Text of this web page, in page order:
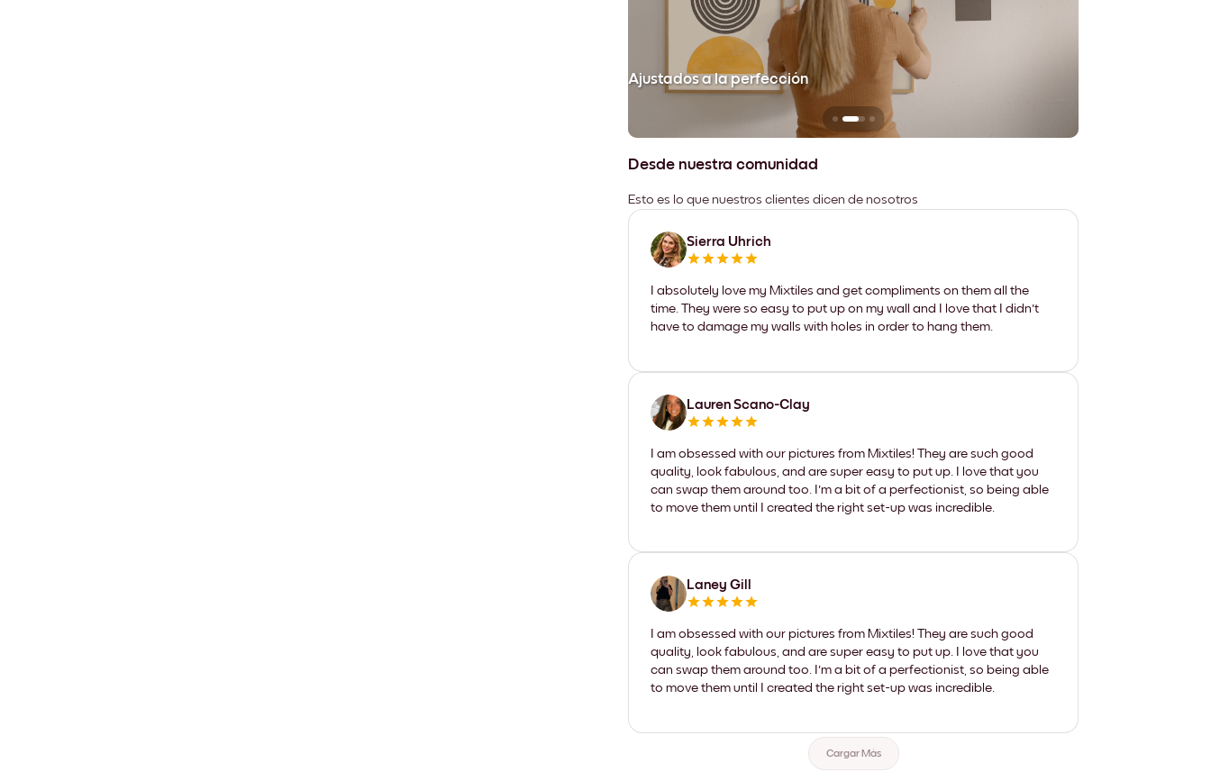
Ajustados a la perfección
Desde nuestra comunidad
Esto es lo que nuestros clientes dicen de nosotros
Sierra Uhrich
I absolutely love my Mixtiles and get compliments on them all the
time. They were so easy to put up on my wall and I love that I didn't
have to damage my walls with holes in order to hang them.
Lauren Scano-Clay
I am obsessed with our pictures from Mixtiles! They are such good
quality, look fabulous, and are super easy to put up. I love that you
can swap them around too. I'm a bit of a perfectionist, so being able
to move them until I created the right set-up was incredible.
Laney Gill
I am obsessed with our pictures from Mixtiles! They are such good
quality, look fabulous, and are super easy to put up. I love that you
can swap them around too. I'm a bit of a perfectionist, so being able
to move them until I created the right set-up was incredible.
Cargar Más